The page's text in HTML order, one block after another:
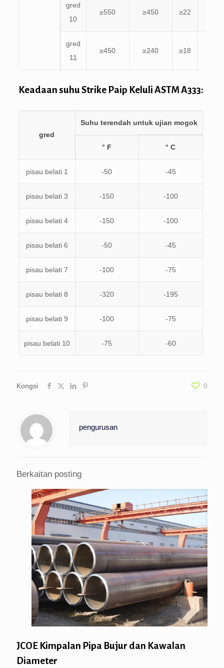
gred
10
≥550 ≥450 ≥22
gred
11
≥450 ≥240 ≥18
Keadaan suhu Strike Paip Keluli ASTM A333:
gred
Suhu terendah untuk ujian mogok
° F ° C
pisau belati 1 -50 -45
pisau belati 3 -150 -100
pisau belati 4 -150 -100
pisau belati 6 -50 -45
pisau belati 7 -100 -75
pisau belati 8 -320 -195
pisau belati 9 -100 -75
pisau belati 10 -75 -60
Kongsi 0
pengurusan
Berkaitan posting
JCOE Kimpalan Pipa Bujur dan Kawalan
Diameter